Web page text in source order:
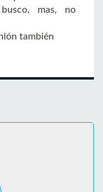
mas, no
también